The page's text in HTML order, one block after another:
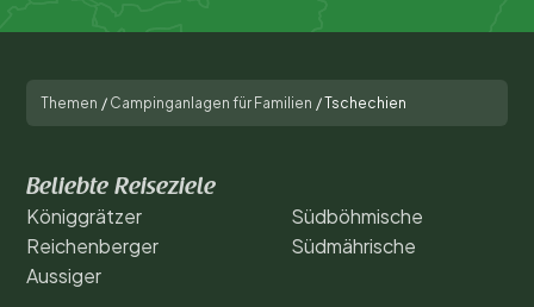
Themen / Campinganlagen für Familien /Tschechien
Beliebte Reiseziele
Königgrätzer
Reichenberger
Aussiger
Südböhmische
Südmährische